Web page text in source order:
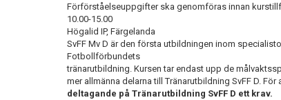
Förförståelseuppgifter ska genomföras innan
10.00-15.00
Högalid IP, Färgelanda
SvFF Mv D är den första utbildningen inom
Fotbollförbundets
tränarutbildning. Kursen tar endast upp de
mer allmänna delarna till Tränarutbildning SvFF D.
deltagande på Tränarutbildning SvFF D ett krav.